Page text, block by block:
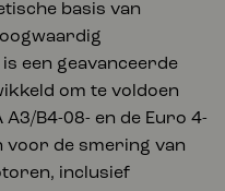
basis van
een geavanceerde
om te voldoen
A3/B4-08- en de Euro 4-
voor de smering van
inclusief